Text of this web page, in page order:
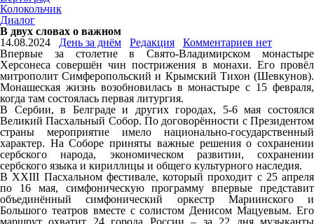
Колокольчик
Диалог
В двух словах о важном
14.08.2024
День за днём Редакция
Комментариев нет
Впервые за столетие в Свято-Владимирском монастыре
Херсонеса совершён чин пострижения в монахи. Его провёл
митрополит Симферопольский и Крымский Тихон (Шевкунов).
Монашеская жизнь возобновилась в монастыре с 15 февраля,
когда там состоялась первая литургия.
В Сербии, в Белграде и других городах, 5-6 мая состоялся
Великий Пасхальный Собор. По договорённости с Президентом
страны мероприятие имело национально-государственный
характер. На Соборе приняты важные решения о сохранении
сербского народа, экономическом развитии, сохранении
сербского языка и кириллицы и общего культурного наследия.
В XХIII Пасхальном фестивале, который проходит с 25 апреля
по 16 мая, симфоническую программу впервые представит
объединённый симфонический оркестр Мариинского и
Большого театров вместе с солистом Денисом Мацуевым. Его
маршрут охватит 24 города России – за 22 дня музыканты